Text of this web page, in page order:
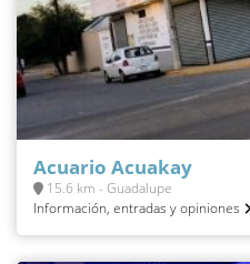
Acuario Acuakay
15.6 km - Guadalupe
Información, entradas y opiniones